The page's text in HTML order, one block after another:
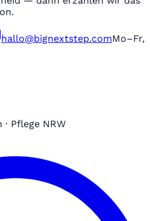
hallo@bignextstep.comMo–Fr,
Pflege NRW